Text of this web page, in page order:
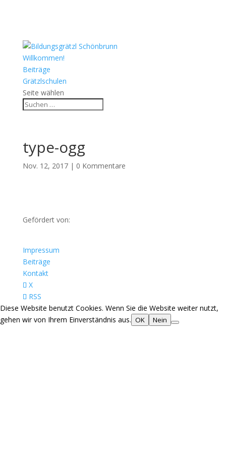
Willkommen!
Beiträge
Grätzlschulen
Seite wählen
type-ogg
Nov. 12, 2017| 0 Kommentare
Gefördert von:
Impressum
Beiträge
Kontakt
X
RSS
Diese Website benutzt Cookies. Wenn Sie die Website weiter nutzt,
gehen wir von Ihrem Einverständnis aus. OK Nein